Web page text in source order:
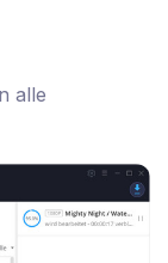
alle